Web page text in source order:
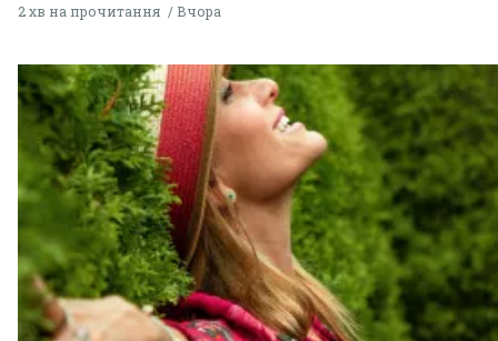
2 хв на прочитання Вчора